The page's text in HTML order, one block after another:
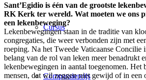
Cursus
Compassieprijs
Sant’Egidio is één van de grootste
RK Kerk ter wereld. Wat moeten we ons
een lekenbeweging?
Lekenbewegingen staan in de traditie van
congregaties, die weer verbonden zijn met
roeping. Na het Tweede Vaticaanse Concilie
belang van de rol van leken meer benadrukt
lekenbewegingen in aantal toegenomen. Het
mensen, dat wil zeggen niet gewijd of in een